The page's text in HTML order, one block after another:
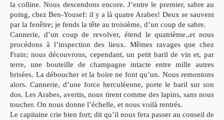
la colline. Nous descendons encore. J’entre le premier, sabre au
poing, chez Ben-Yousef: il y a là quatre Arabes! Deux se sauvent
par la fenêtre; je fends la tête au troisième, d’un coup de sabre.
Cannerie, d’un coup de revolver, étend le quatrième.,et nous
procédons à l’inspection des lieux. Mêmes ravages que chez
Frain; nous découvrons, cependant, un petit baril de vin et, par
terre, une bouteille de champagne intacte entre mille autres
brisées. La déboucher et la boire ne font qu’un. Nous remontons
alors. Cannerie, d’une force herculéenne, porte le baril sur son
dos. Les Arabes, avertis, nous tirent comme des lapins, sans nous
toucher. On nous donne l’échelle, et nous voilà rentrés.
Le capitaine crie bien fort; dit qu’il nous fera passer au conseil de